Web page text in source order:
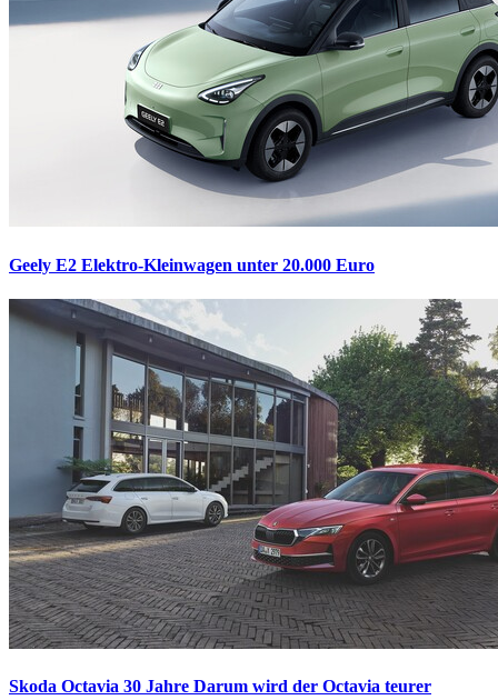
Geely E2 Elektro-Kleinwagen unter 20.000 Euro
Skoda Octavia 30 Jahre Darum wird der Octavia teurer